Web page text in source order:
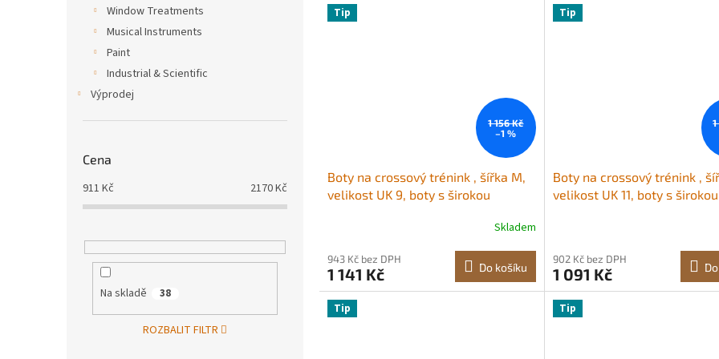
Window Treatments
Musical Instruments
Paint
Industrial & Scientific
Výprodej
Cena
911 Kč 2170Kč
Na skladě 38
ROZBALIT FILTR
Tip
1 156 Kč
–1 %
Boty na crossový trénink , šířka M,
velikost UK 9, boty s širokou
tréninkové boty na běh,
gymnastiku, venčení psů a vzpírání
(černé)
Skladem
943 Kč bez DPH
1 141 Kč Do košíku
Tip
Boty na crossový trénink ,
velikost UK 11, boty s širokou
tréninkové boty na běh,
gymnastiku, venčení psů a
(černé)
902 Kč bez DPH
1 091 Kč
Tip Tip